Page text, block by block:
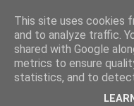
This site uses cookies
and to analyze traffic.
shared with Google
metrics to ensure
statistics, and to